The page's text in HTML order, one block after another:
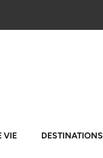
VIE DESTINATIONS